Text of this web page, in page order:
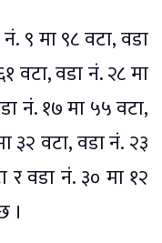
९ मा ९८ वटा, वडा
वटा, वडा नं. २८ मा
नं. १७ मा ५५ वटा,
३२ वटा, वडा नं. २३
र वडा नं. ३० मा १२
।